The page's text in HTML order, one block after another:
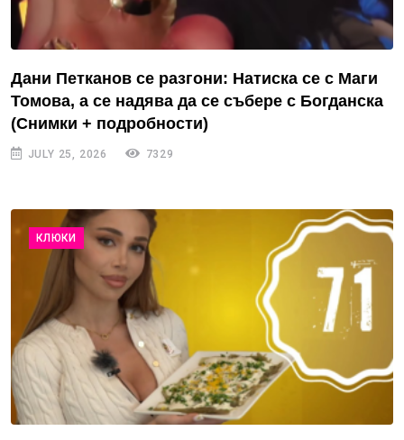
Дани Петканов се разгони: Натиска се с Маги
Томова, а се надява да се събере с Богданска
(Снимки + подробности)
JULY 25, 2026 7329
КЛЮКИ